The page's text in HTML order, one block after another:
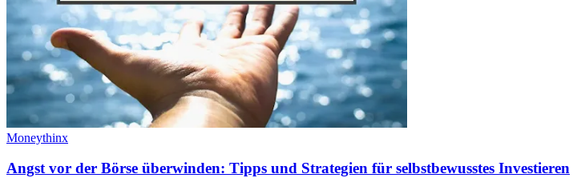
Moneythinx
Angst vor der Börse überwinden: Tipps und Strategien für selbstbewusstes Investieren